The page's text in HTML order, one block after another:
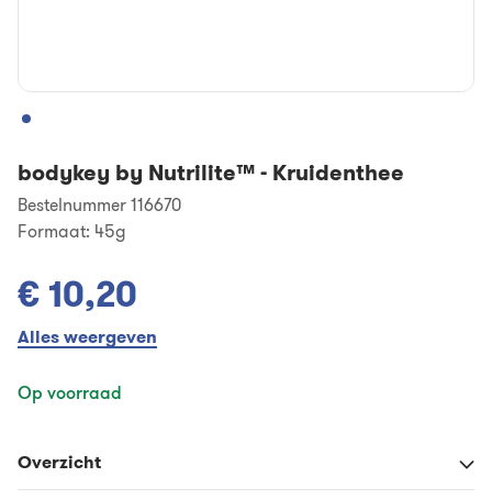
bodykey by Nutrilite™- Kruidenthee
Bestelnummer 116670
Formaat: 45g
€ 10,20
Alles weergeven
Op voorraad
Overzicht